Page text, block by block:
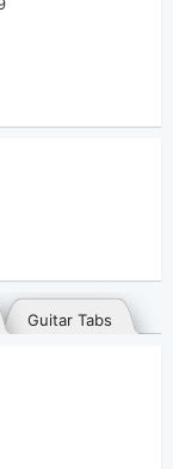
Guitar Tabs